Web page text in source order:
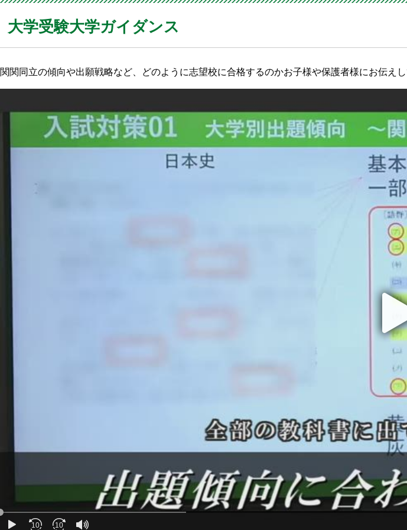
大学受験大学ガイダンス
関関同立の傾向や出願戦略など、どのように志望校に合格するのかお子様や保護者様にお伝えし